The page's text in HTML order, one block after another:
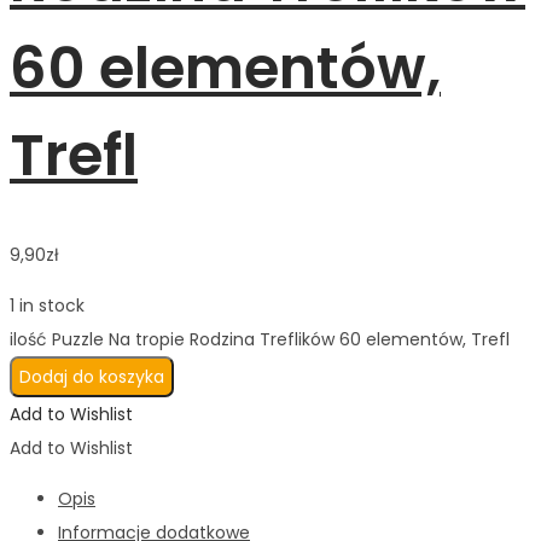
60 elementów,
Trefl
9,90zł
1 in stock
ilość Puzzle Na tropie Rodzina Treflików 60 elementów, Trefl
Dodaj do koszyka
Add to Wishlist
Add to Wishlist
Opis
Informacje dodatkowe